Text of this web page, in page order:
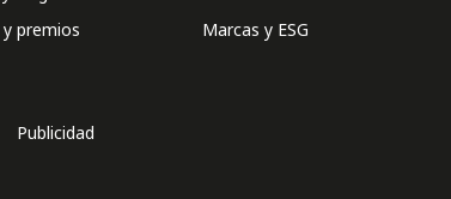
premios
Marcas y ESG
Publicidad